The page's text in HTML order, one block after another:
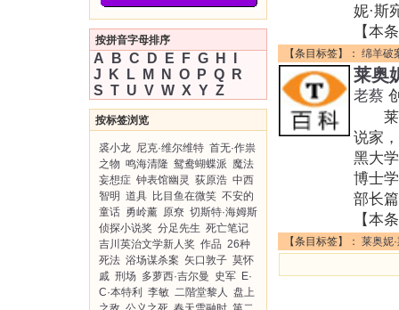
按拼音字母排序
A B C D E F G H
J
K L M N O P Q
R
S T U V W X Y Z
按标签浏览
裘小龙 尼克·维尔维特 首无·作祟
之物 鸣海清隆 鸳鸯蝴蝶派 魔法
妄想症 钟表馆幽灵 荻原浩 中西
智明 道具 比目鱼在微笑 不安的
童话 勇岭薰 原尞 切斯特·海姆斯
侦探小说奖 分足先生 死亡笔记
吉川英治文学新人奖 作品 26种
死法 浴场谋杀案 矢口敦子 莫怀
戚 刑场 多萝西·吉尔曼 史军 E·
C·本特利
李敏 二階堂黎人 盘上
妮·斯
【本
【条目标签】： 绵羊破
莱奥
老蔡
莱奥
说家
黑大
博士
部长
【本
【条目标签】： 莱奥妮